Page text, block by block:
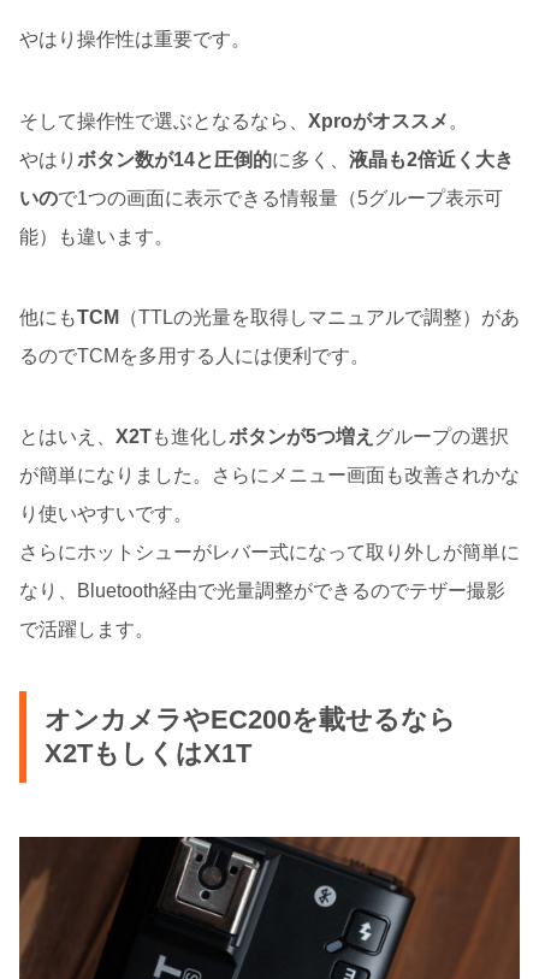
やはり操作性は重要です。
そして操作性で選ぶとなるなら、 Xproがオススメ 。
やはり ボタン数が14と圧倒的に多く、 液晶も2倍近く大き
いので1つの画面に表示できる情報量（5グループ表示可
能）も違います。
他にもTCM
（TTLの光量を取得しマニュアルで調整）があ
るのでTCMを多用する人には便利です。
とはいえ、 X2Tも進化しボタンが5つ増え グループの選択
が簡単になりました。さらにメニュー画面も改善されかな
り使いやすいです。
さらにホットシューがレバー式になって取り外しが簡単に
なり、Bluetooth経由で光量調整ができるのでテザー撮影
で活躍します。
オンカメラやEC200を載せるなら
X2TもしくはX1T